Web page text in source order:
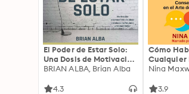
El Poder de Estar Solo:
Una Dosis de Motivación
Acompañada de Ideas
una Vida Mejor
BRIAN ALBA, Brian Alba
4.3
Cómo
Cualquier
Cualquier
Nina
3.9